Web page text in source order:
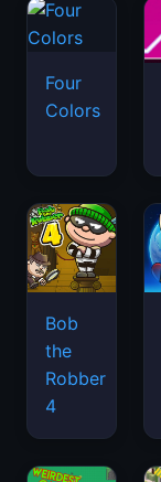
Four
Colors
Bob
the
Robber
4